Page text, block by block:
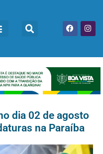
dia 02 de agosto
na Paraíba